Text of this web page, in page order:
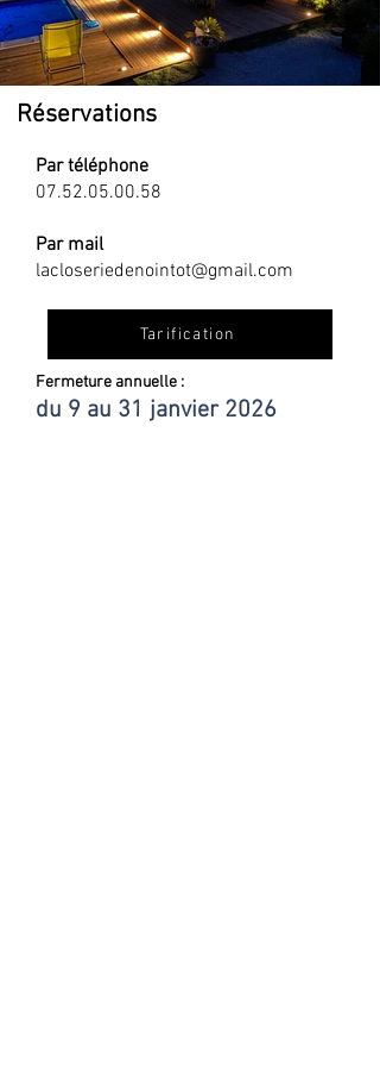
Réservations
Par téléphone
07.52.05.00.58
Par mail
lacloseriedenointot@gmail.com
Tarification
Fermeture annuelle :
du 9 au 31 janvier 2026